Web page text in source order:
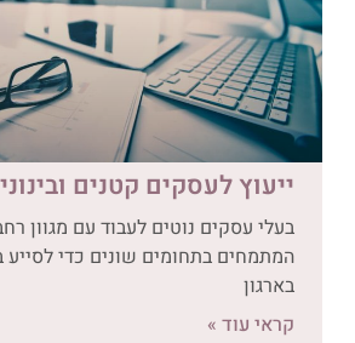
ייעוץ לעסקים קטנים
בעלי עסקים נוטים לעבוד עם מגוון
המתמחים בתחומים שונים כדי לסייע
בארגון
קראי עוד »